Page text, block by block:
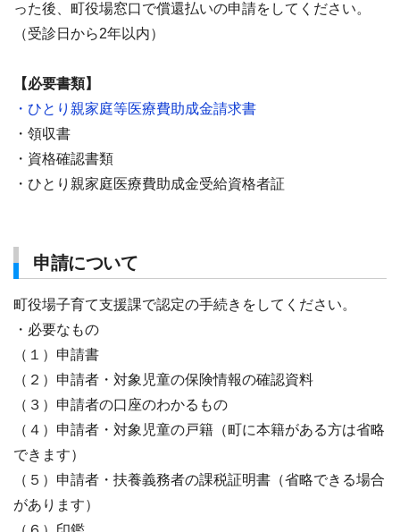
った後、町役場窓口で償還払いの申請をしてください。
（受診日から2年以内）
【必要書類】
・ひとり親家庭等医療費助成金請求書
・領収書
・資格確認書類
・ひとり親家庭医療費助成金受給資格者証
申請について
町役場子育て支援課で認定の手続きをしてください。
・必要なもの
（１）申請書
（２）申請者・対象児童の保険情報の確認資料
（３）申請者の口座のわかるもの
（４）申請者・対象児童の戸籍（町に本籍がある方は省略
できます）
（５）申請者・扶養義務者の課税証明書（省略できる場合
があります）